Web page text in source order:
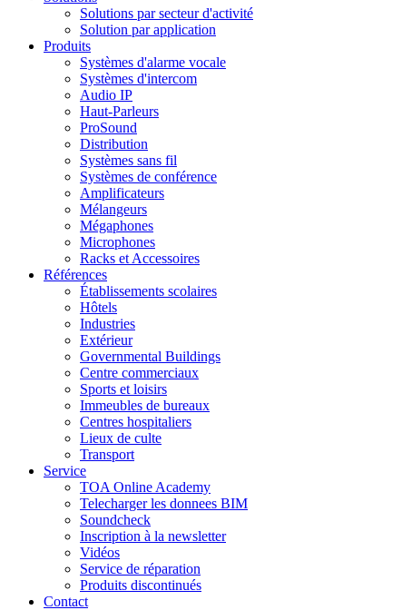
Solutions par secteur d'activité
Solution par application
Produits
Systèmes d'alarme vocale
Systèmes d'intercom
Audio IP
Haut-Parleurs
ProSound
Distribution
Systèmes sans fil
Systèmes de conférence
Amplificateurs
Mélangeurs
Mégaphones
Microphones
Racks et Accessoires
Références
Établissements scolaires
Hôtels
Industries
Extérieur
Governmental Buildings
Centre commerciaux
Sports et loisirs
Immeubles de bureaux
Centres hospitaliers
Lieux de culte
Transport
Service
TOA Online Academy
Telecharger les donnees BIM
Soundcheck
Inscription à la newsletter
Vidéos
Service de réparation
Produits discontinués
Contact